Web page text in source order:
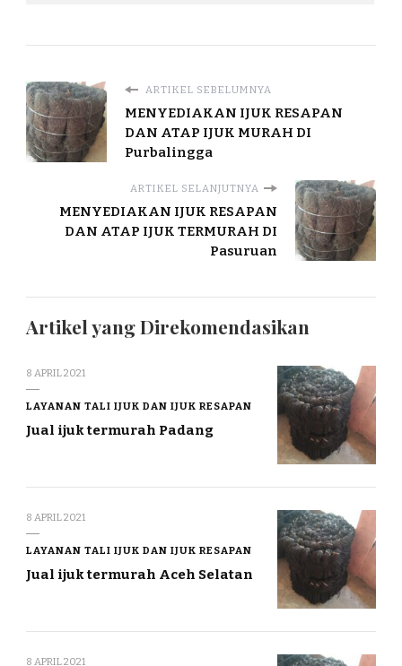
ARTIKEL SEBELUMNYA
MENYEDIAKAN IJUK RESAPAN
DAN ATAP IJUK MURAH DI
Purbalingga
ARTIKEL SELANJUTNYA
MENYEDIAKAN IJUK RESAPAN
DAN ATAP IJUK TERMURAH DI
Pasuruan
Artikel yang Direkomendasikan
8 APRIL 2021
LAYANAN TALI IJUK DAN IJUK RESAPAN
Jual ijuk termurah Padang
8 APRIL 2021
LAYANAN TALI IJUK DAN IJUK RESAPAN
Jual ijuk termurah Aceh Selatan
8 APRIL 2021